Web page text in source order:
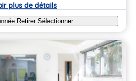
plus de détails
Retirer Sélectionner